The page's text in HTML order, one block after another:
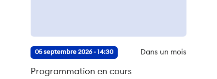
05 septembre 2026 - 14:30 Dans un mois
Programmation en cours